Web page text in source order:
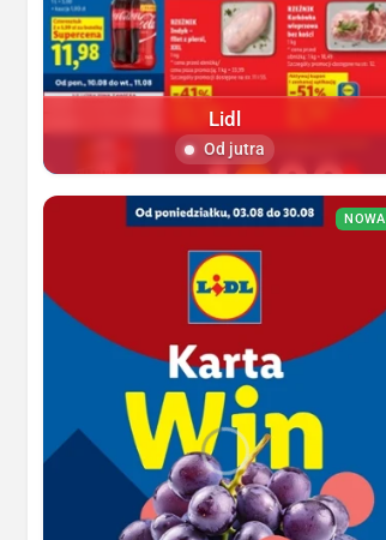
Lidl
Od jutra
NOWA